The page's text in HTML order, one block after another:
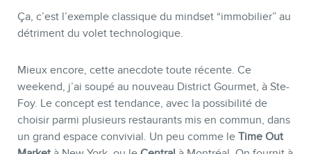
Ça, c’est l’exemple classique du mindset “immobilier” au
détriment du volet technologique.
Mieux encore, cette anecdote toute récente. Ce
weekend, j’ai soupé au nouveau District Gourmet, à Ste-
Foy. Le concept est tendance, avec la possibilité de
choisir parmi plusieurs restaurants mis en commun, dans
un grand espace convivial. Un peu comme le Time Out